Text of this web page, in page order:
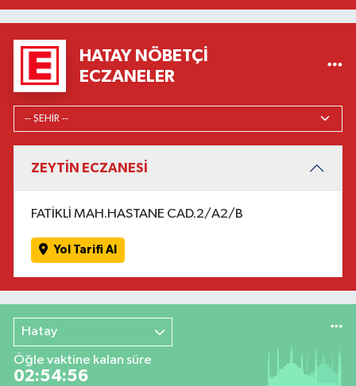
HATAY NÖBETÇI
ECZANELER
ZEYTİN ECZANESİ
FATİKLİ MAH.HASTANE CAD.2/A2/B
Yol Tarifi Al
Hatay
Öğle vaktine kalan süre
02:54:55